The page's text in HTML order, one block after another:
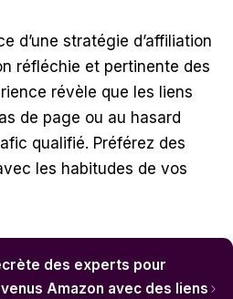
d’une stratégie d’affiliation
réfléchie et pertinente des
révèle que les liens
de page ou au hasard
qualifié. Préférez des
les habitudes de vos
des experts pour
Amazon avec des liens